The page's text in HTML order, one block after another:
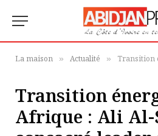
La maison » Actualité » Transition énergétique en
Transition
Afrique : Ali